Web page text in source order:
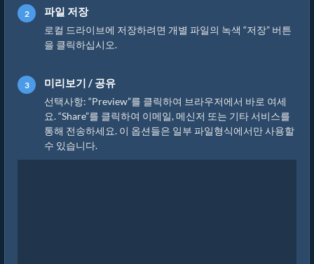
파일 저장
로컬 드라이브에 저장하려면 개별 파일의 녹색 “저장” 버튼
을 클릭하십시오.
미리보기 / 공유
선택사항: “Preview”를 클릭하여 브라우저에서 바로 여세
요. “Share”를 클릭하여 이메일, 메신저 또는 기타 서비스를
통해 전송하세요. 이 옵션들은 일부 파일형식에서만 사용할
수 있습니다.